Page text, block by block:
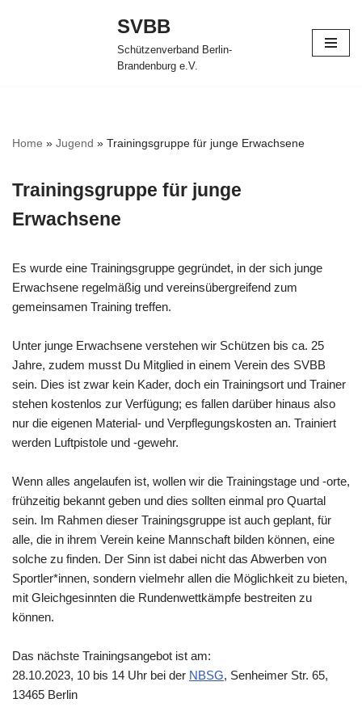
SVBB
Schützenverband Berlin-
Brandenburg e.V.
Home » Jugend » Trainingsgruppe für junge Erwachsene
Trainingsgruppe für junge
Erwachsene
Es wurde eine Trainingsgruppe gegründet, in der sich junge
Erwachsene regelmäßig und vereinsübergreifend zum
gemeinsamen Training treffen.
Unter junge Erwachsene verstehen wir Schützen bis ca. 25
Jahre, zudem musst Du Mitglied in einem Verein des SVBB
sein. Dies ist zwar kein Kader, doch ein Trainingsort und Trainer
stehen kostenlos zur Verfügung; es fallen darüber hinaus also
nur die eigenen Material- und Verpflegungskosten an. Trainiert
werden Luftpistole und -gewehr.
Wenn alles angelaufen ist, wollen wir die Trainingstage und -orte,
frühzeitig bekannt geben und dies sollten einmal pro Quartal
sein. Im Rahmen dieser Trainingsgruppe ist auch geplant, für
alle, die in ihrem Verein keine Mannschaft bilden können, eine
solche zu finden. Der Sinn ist dabei nicht das Abwerben von
Sportler*innen, sondern vielmehr allen die Möglichkeit zu bieten,
mit Gleichgesinnten die Rundenwettkämpfe bestreiten zu
können.
Das nächste Trainingsangebot ist am:
28.10.2023, 10 bis 14 Uhr bei der NBSG, Senheimer Str. 65,
13465 Berlin